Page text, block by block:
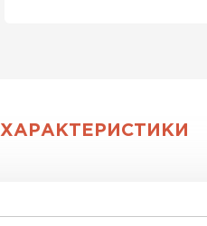
ХАРАКТЕРИСТИКИ